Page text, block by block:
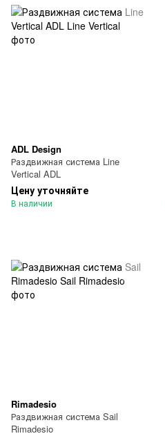
ADL Design
Раздвижная система Line
Vertical ADL
Цену уточняйте
В наличии
Rimadesio
Раздвижная система Sail
Rimadesio